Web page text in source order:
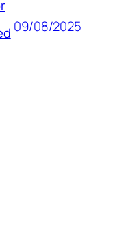
09/08/2025